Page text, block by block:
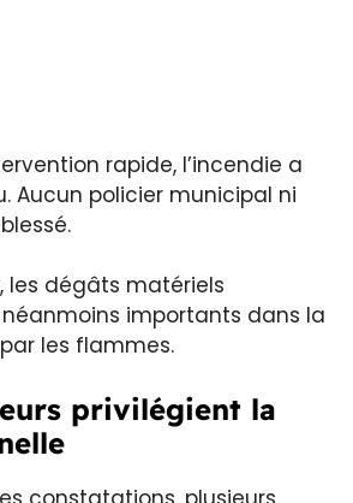
rapide, l’incendie a
Aucun policier municipal ni
les dégâts matériels
importants dans la
les flammes.
privilégient la